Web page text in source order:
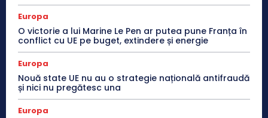
Europa
O victorie a lui Marine Le Pen ar putea pune Franța în
conflict cu UE pe buget, extindere și energie
Europa
Nouă state UE nu au o strategie națională antifraudă
și nici nu pregătesc una
Europa